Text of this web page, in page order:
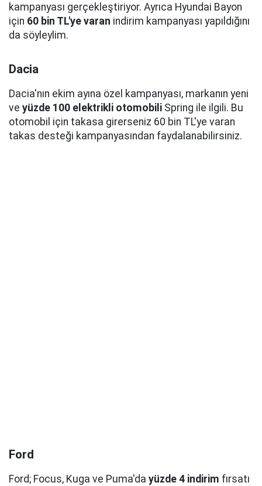
kampanyası gerçekleştiriyor. Ayrıca Hyundai Bayon
için 60 bin TL'ye varan indirim kampanyası yapıldığını
da söyleylim.
Dacia
Dacia'nın ekim ayına özel kampanyası, markanın yeni
ve yüzde 100 elektrikli otomobili Spring ile ilgili. Bu
otomobil için takasa girerseniz 60 bin TL'ye varan
takas desteği kampanyasından faydalanabilirsiniz.
Ford
Ford; Focus, Kuga ve Puma'da yüzde 4 indirim fırsatı